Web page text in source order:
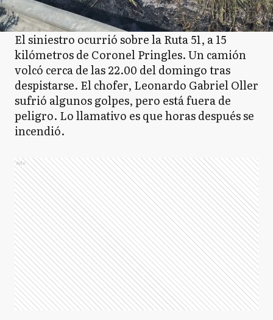
El siniestro ocurrió sobre la Ruta 51, a 15
kilómetros de Coronel Pringles. Un camión
volcó cerca de las 22.00 del domingo tras
despistarse. El chofer, Leonardo Gabriel Oller
sufrió algunos golpes, pero está fuera de
peligro. Lo llamativo es que horas después se
incendió.
Ads